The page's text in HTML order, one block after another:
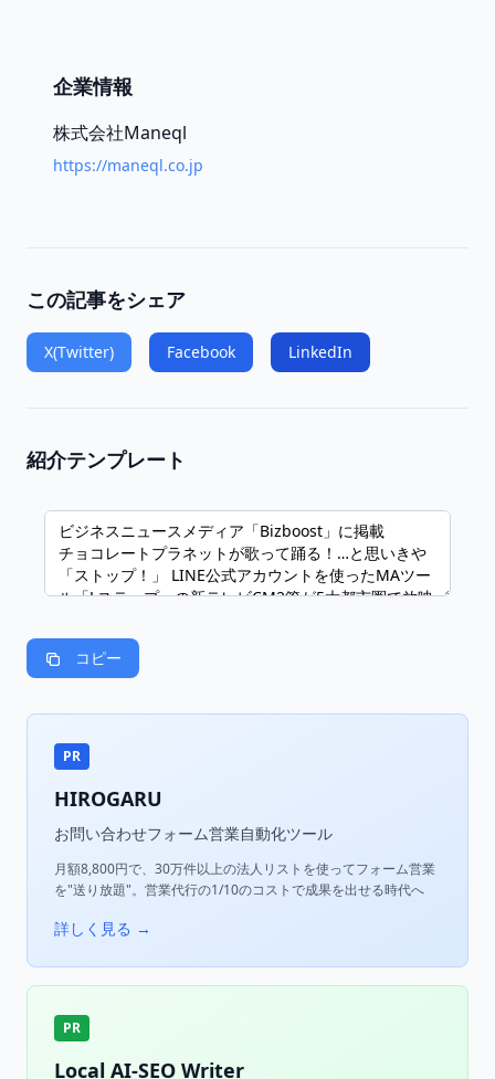
企業情報
株式会社Maneql
https://maneql.co.jp
この記事をシェア
X(Twitter) Facebook LinkedIn
紹介テンプレート
コピー
PR
HIROGARU
お問い合わせフォーム営業自動化ツール
月額8,800円で、30万件以上の法人リストを使ってフォーム営業
を"送り放題"。営業代行の1/10のコストで成果を出せる時代へ
詳しく見る →
PR
Local AI-SEO Writer